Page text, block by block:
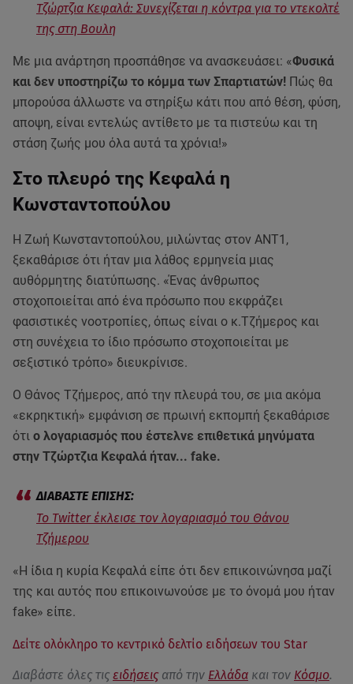
Τζώρτζια Κεφαλά: Συνεχίζεται η κόντρα για το ντεκολτέ
της στη Βουλη
Με μια ανάρτηση προσπάθησε να ανασκευάσει: «Φυσικά
και δεν υποστηρίζω το κόμμα των Σπαρτιατών! Πώς θα
μπορούσα άλλωστε να στηρίξω κάτι που από θέση, φύση,
αποψη, είναι εντελώς αντίθετο με τα πιστεύω και τη
στάση ζωής μου όλα αυτά τα χρόνια!»
Στο πλευρό της Κεφαλά η
Κωνσταντοπούλου
Η Ζωή Κωνσταντοπούλου, μιλώντας στον ΑΝΤ1,
ξεκαθάρισε ότι ήταν μια λάθος ερμηνεία μιας
αυθόρμητης διατύπωσης. «Ένας άνθρωπος
στοχοποιείται από ένα πρόσωπο που εκφράζει
φασιστικές νοοτροπίες, όπως είναι ο κ.Τζήμερος και
στη συνέχεια το ίδιο πρόσωπο στοχοποιείται με
σεξιστικό τρόπο» διευκρίνισε.
Ο Θάνος Τζήμερος, από την πλευρά του, σε μια ακόμα
«εκρηκτική» εμφάνιση σε πρωινή εκπομπή ξεκαθάρισε
ότι ο λογαριασμός που έστελνε επιθετικά μηνύματα
στην Τζώρτζια Κεφαλά ήταν... fake.
Το Twitter έκλεισε τον λογαριασμό του Θάνου
Τζήμερου
«Η ίδια η κυρία Κεφαλά είπε ότι δεν επικοινώνησα μαζί
της και αυτός που επικοινωνούσε με το όνομά μου ήταν
fake» είπε.
Δείτε ολόκληρο το κεντρικό δελτίο ειδήσεων του Star
Διαβάστε όλες τις ειδήσεις από την Ελλάδα και τον Κόσμο.